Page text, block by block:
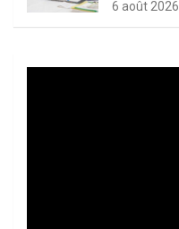
6 août 2026